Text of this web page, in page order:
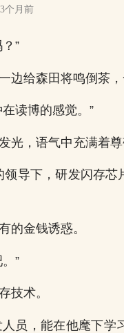
3个月前
”
边给森田将鸣倒茶，
读博的感觉。”
光，语气中充满着尊
导下，研发闪存
的金钱诱惑。
”
技术。
员，能在他麾下学